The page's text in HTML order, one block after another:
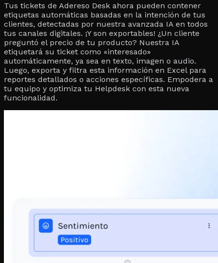
Tus tickets de Adereso Desk ahora pueden contener
etiquetas automáticas basadas en la intención de tus
clientes, detectadas por nuestra avanzada IA en todos
tus canales digitales. ¡Y son exportables! ¿Un cliente
preguntó el precio de tu producto? Nuestra IA
etiquetará su ticket como «interesado»
automáticamente, ya sea en texto, imagen o audio.
Luego, exporta y filtra esta información en Excel para
reportes detallados o acciones específicas. Empodera a
tu equipo y optimiza tu Helpdesk con esta nueva
funcionalidad.